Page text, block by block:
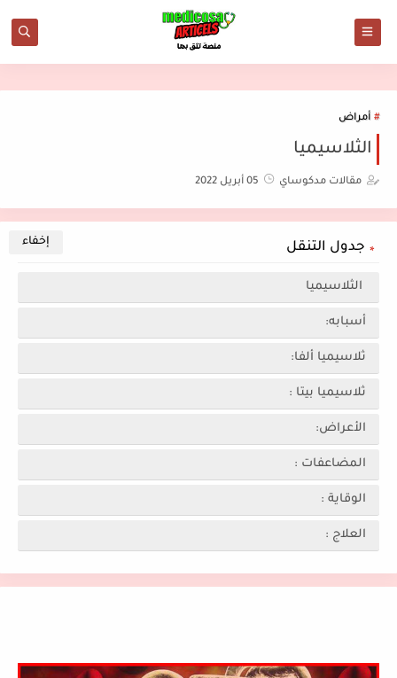
أمراض
الثلاسيميا
مقالات مدكوساي 05 أبريل 2022
جدول التنقل
الثلاسيميا
أسبابه:
ثلاسيميا ألفا:
ثلاسيميا بيتا :
الأعراض:
المضاعفات :
الوقاية :
العلاج :